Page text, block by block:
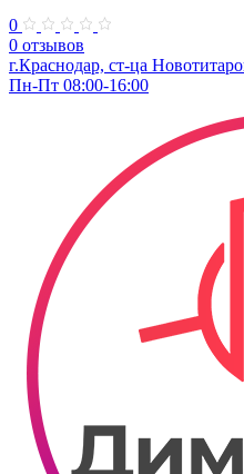
0
0 отзывов
г.Краснодар, ст-ца
Пн-Пт 08:00-16:00